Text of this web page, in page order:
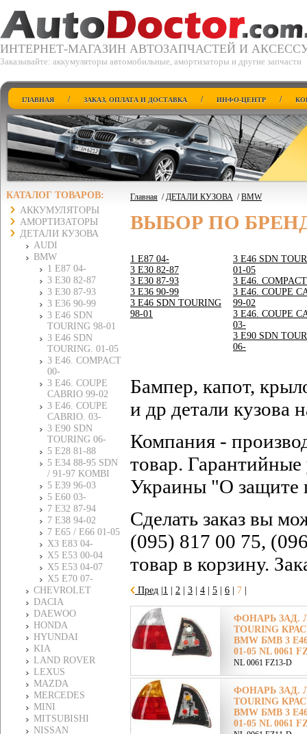
ИНТЕРНЕТ-МАГАЗИН АВТОЗАПЧАСТЕЙ И
Заказывайте: аккумуляторы автомобильные, амортизаторы и другие запчасти
ГЛАВНАЯ / ЗАКАЗ, ОПЛАТА И ДОСТАВКА / ИНФО-ЦЕНТР /
КАТАЛОГ ТОВАРОВ:
АККУМУЛЯТОРЫ
АМОРТИЗАТОРЫ
ДЕТАЛИ КУЗОВА
AUDI
BMW
1 E87 04-
3 E30 82-87
3 E30 87-93
3 E36 90-99
3 E46 SDN
TOURING 98-01
3 E46 SDN
TOURING. 01-05
3 E46. COMPACT
00-
3 E46. COUPE
CABRIO 99-02
3 E46. COUPE
CABRIO. 03-
3 E90 SDN
TOURING 06-
5 E28 81-88
5 E34 88-95 SDN
/ 91-97 KOMBI
5 E39 96-03
5 E60 03-
7 E32 87-94
7 E38 94-02
7 E65 / E66 01-05
X3 E83 04-
X5 E53 00-04
X5 E53 04-07
X5 E70 07-
CHEVROLET
DACIA
DAEWOO
HONDA
HYUNDAI
KIA
LAND ROVER
LEXUS
MAZDA
MERCEDES
MINI
MITSUBISHI
NISSAN
Главная /ДЕТАЛИ КУЗОВА /BMW
ВЫБОР ПО
1 E87 04-
3 E30 82-87
3 E30 87-93
3 E36 90-99
3 E46 SDN TOURING
98-01
3 E46 SDN
01-05
3 E46.
3 E46. COUPE
99-02
3 E46. COUPE
03-
3 E90 SDN
06-
Бампер, капот,
и др детали
Компания -
товар. Гарантийные
Украины "О защите
Сделать заказ вы
(095) 817 00 75,
товар в корзину.
Пред 1 2 3 4 5 6 7
ФОНАРЬ ЗАД.
TOURING
BMW БМВ 3
01-05 NL 0061
NL 0061 FZ13-D
ФОНАРЬ ЗАД.
TOURING
BMW БМВ 3
01-05 NL 0061